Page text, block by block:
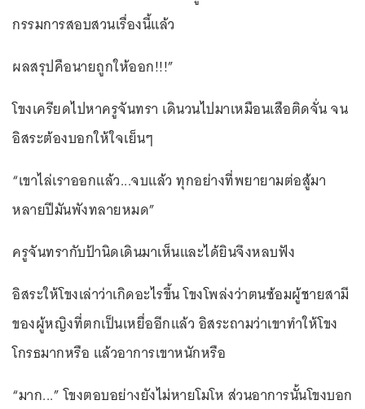
กรรมการสอบสวนเรื่องนี้แล้ว
ผลสรุปคือนายถูกให้ออก!!!”
โขงเครียดไปหาครูจันทรา เดินวนไปมาเหมือนเสือติดจั่น จน
อิสระต้องบอกให้ใจเย็นๆ
“เขาไล่เราออกแล้ว...จบแล้ว ทุกอย่างที่พยายามต่อสู้มา
หลายปีมันพังทลายหมด”
ครูจันทรากับป้านิดเดินมาเห็นและได้ยินจึงหลบฟัง
อิสระให้โขงเล่าว่าเกิดอะไรขึ้น โขงโพล่งว่าตนซ้อมผู้ชายสามี
ของผู้หญิงที่ตกเป็นเหยื่ออีกแล้ว อิสระถามว่าเขาทำให้โขง
โกรธมากหรือ แล้วอาการเขาหนักหรือ
“มาก...” โขงตอบอย่างยังไม่หายโมโห ส่วนอาการนั้นโขงบอก